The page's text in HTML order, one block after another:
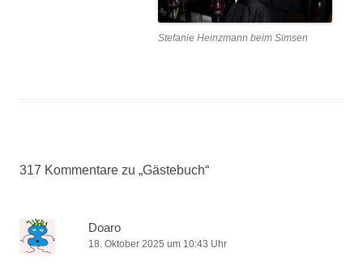
Stefanie Heinzmann beim Simsen
317 Kommentare zu „Gästebuch“
Doaro
18. Oktober 2025 um 10:43 Uhr